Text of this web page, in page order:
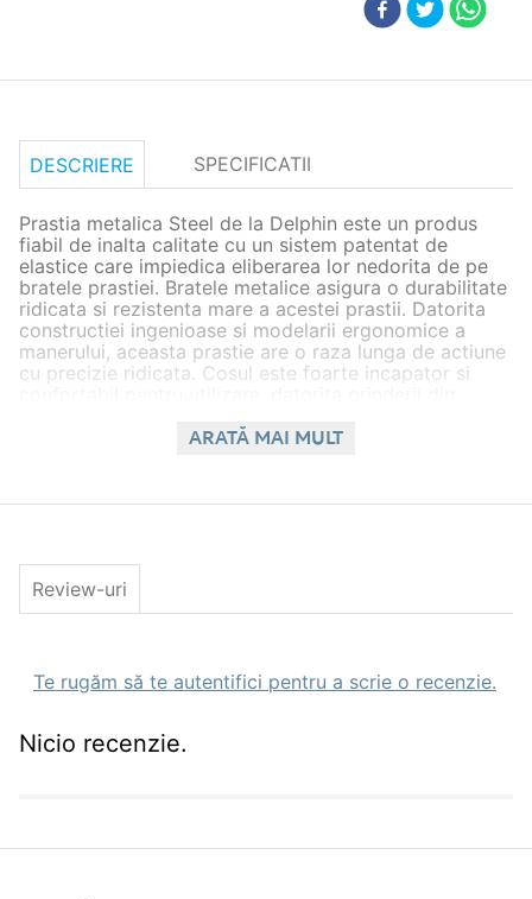
DESCRIERE SPECIFICATII
Prastia metalica Steel de la Delphin este un produs
fiabil de inalta calitate cu un sistem patentat de
elastice care impiedica eliberarea lor nedorita de pe
bratele prastiei. Bratele metalice asigura o durabilitate
ridicata si rezistenta mare a acestei prastii. Datorita
constructiei ingenioase si modelarii ergonomice a
manerului, aceasta prastie are o raza lunga de actiune
cu precizie ridicata. Cosul este foarte incapator si
Tip accesoriu: prastie de nadire;
Latimea bratelor: 20cm;
Dimensiunea cupei: 10x5x5cm;
Lungimea manerului: 12cm;
Ideala pentru nadirea cu bulgari
ARATĂ MAI MULT
Review-uri
Te rugăm să te autentifici pentru a scrie o recenzie.
Nicio recenzie.